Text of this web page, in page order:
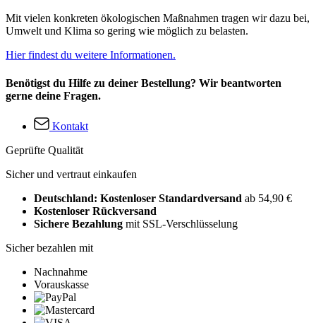
Mit vielen konkreten ökologischen Maßnahmen tragen wir dazu bei,
Umwelt und Klima so gering wie möglich zu belasten.
Hier findest du weitere Informationen.
Benötigst du Hilfe zu deiner Bestellung? Wir beantworten
gerne deine Fragen.
Kontakt
Geprüfte Qualität
Sicher und vertraut einkaufen
Deutschland: Kostenloser Standardversand ab 54,90 €
Kostenloser Rückversand
Sichere Bezahlung mit SSL-Verschlüsselung
Sicher bezahlen mit
Nachnahme
Vorauskasse